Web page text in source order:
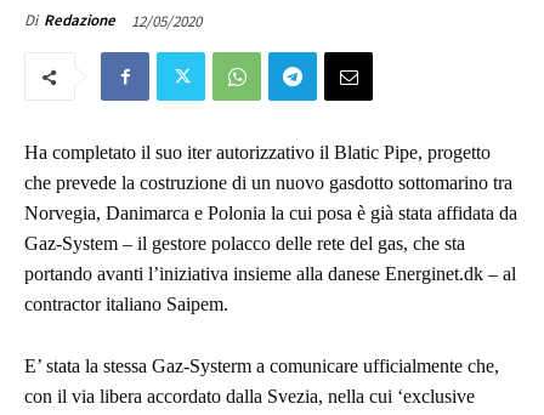
Di Redazione 12/05/2020
Ha completato il suo iter autorizzativo il Blatic Pipe, progetto
che prevede la costruzione di un nuovo gasdotto sottomarino tra
Norvegia, Danimarca e Polonia la cui posa è già stata affidata da
Gaz-System – il gestore polacco delle rete del gas, che sta
portando avanti l’iniziativa insieme alla danese Energinet.dk – al
contractor italiano Saipem.
E’ stata la stessa Gaz-Systerm a comunicare ufficialmente che,
con il via libera accordato dalla Svezia, nella cui ‘exclusive